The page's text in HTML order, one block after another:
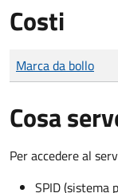
Costi
Tipo di pagamento
Importo
Marca da bollo
Cosa
Per accedere al
SPID (sistema